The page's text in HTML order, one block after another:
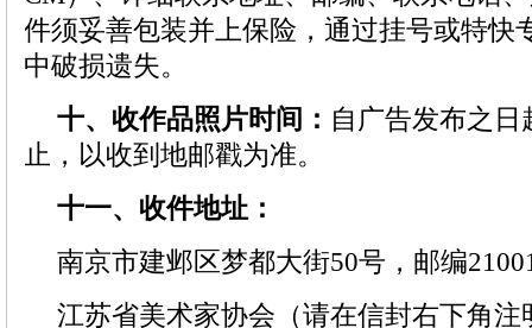
件须妥善包装并上保险，通过挂号或特快
中破损遗失。
十、收作品照片时间： 自广告发布之日
止，以收到地邮戳为准。
十一、收件地址：
南京市建邺区梦都大街50号，邮编
江苏省美术家协会（请在信封右下角